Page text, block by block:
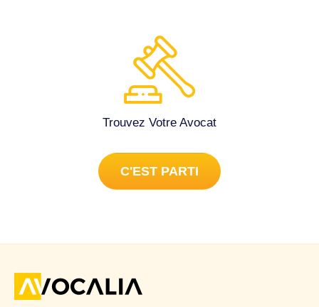
Trouvez Votre Avocat
C'EST PARTI